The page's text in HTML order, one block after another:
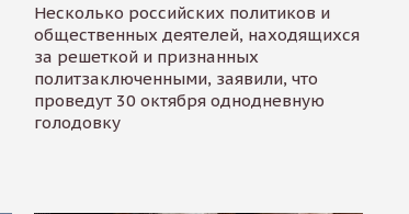
Несколько российских политиков и
общественных деятелей, находящихся
за решеткой и признанных
политзаключенными, заявили, что
проведут 30 октября однодневную
голодовку